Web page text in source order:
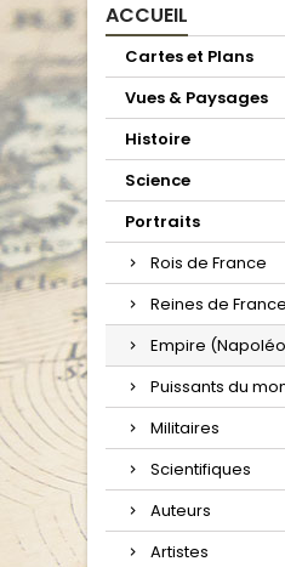
ACCUEIL
Cartes et Plans
Vues & Paysages
Histoire
Science
Portraits
Rois de France
Reines de France
Empire
Puissants du
Militaires
Scientifiques
Auteurs
Artistes